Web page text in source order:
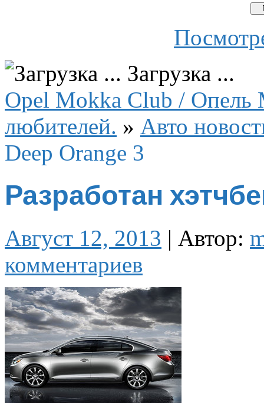
Загрузка ...
Opel Mokka Club / Опель
любителей. » Авто
Deep Orange 3
Разработан
Август 12, 2013 | Автор:
комментариев